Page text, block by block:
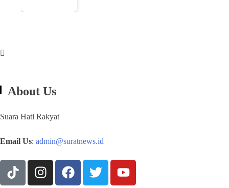
About Us
Suara Hati Rakyat
Email Us: admin@suratnews.id